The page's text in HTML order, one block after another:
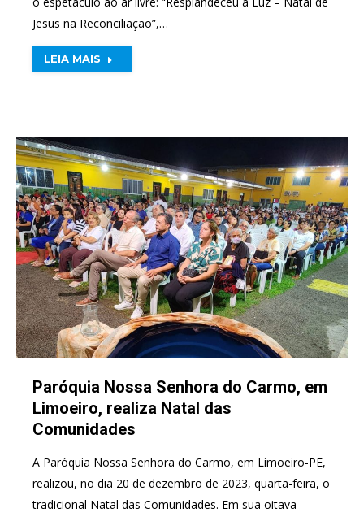
Jesus na Reconciliação”,…
LEIA MAIS
Paróquia Nossa Senhora do Carmo, em
Limoeiro, realiza Natal das
Comunidades
A Paróquia Nossa Senhora do Carmo, em Limoeiro-PE,
realizou, no dia 20 de dezembro de 2023, quarta-feira, o
tradicional Natal das Comunidades. Em sua oitava